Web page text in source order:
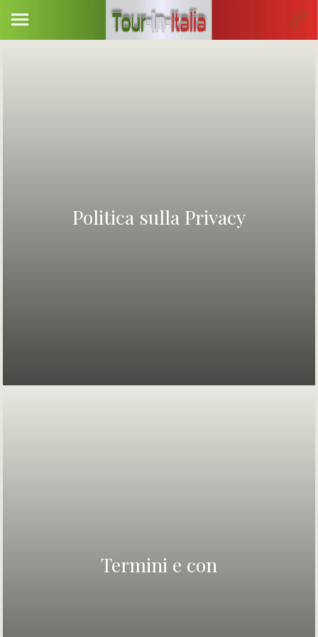
Politica sulla Privacy
Termini e con